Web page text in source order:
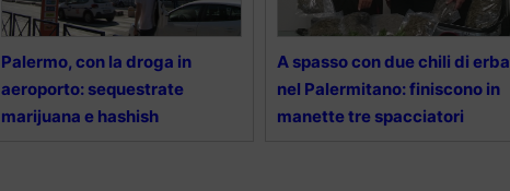
Palermo, con la droga in
aeroporto: sequestrate
marijuana e hashish
A spasso con due chili di erba
nel Palermitano: finiscono in
manette tre spacciatori